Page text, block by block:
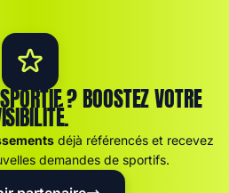
? BOOSTEZ VOTRE
déjà référencés et recevez
demandes de sportifs.